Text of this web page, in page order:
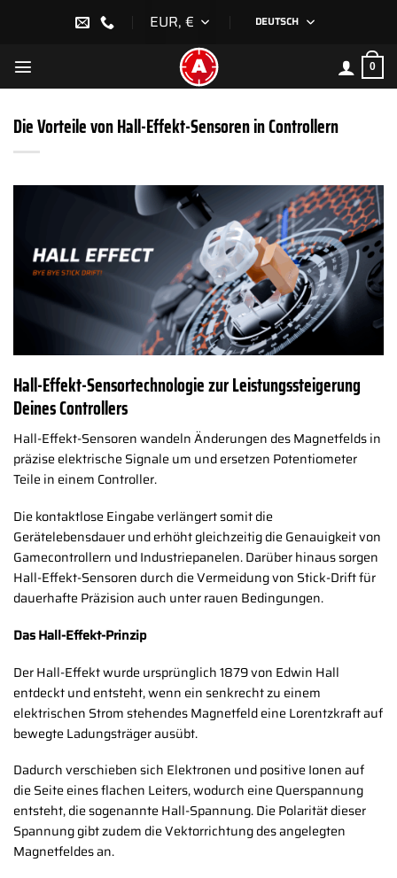
EUR, € DEUTSCH
0
Die Vorteile von Hall-Effekt-Sensoren in Controllern
Hall-Effekt-Sensortechnologie zur Leistungssteigerung
Deines Controllers
Hall-Effekt-Sensoren wandeln Änderungen des Magnetfelds in
präzise elektrische Signale um und ersetzen Potentiometer
Teile in einem Controller.
Die kontaktlose Eingabe verlängert somit die
Gerätelebensdauer und erhöht gleichzeitig die Genauigkeit von
Gamecontrollern und Industriepanelen. Darüber hinaus sorgen
Hall-Effekt-Sensoren durch die Vermeidung von Stick-Drift für
dauerhafte Präzision auch unter rauen Bedingungen.
Das Hall-Effekt-Prinzip
Der Hall-Effekt wurde ursprünglich 1879 von Edwin Hall
entdeckt und entsteht, wenn ein senkrecht zu einem
elektrischen Strom stehendes Magnetfeld eine Lorentzkraft auf
bewegte Ladungsträger ausübt.
Dadurch verschieben sich Elektronen und positive Ionen auf
die Seite eines flachen Leiters, wodurch eine Querspannung
entsteht, die sogenannte Hall-Spannung. Die Polarität dieser
Spannung gibt zudem die Vektorrichtung des angelegten
Magnetfeldes an.